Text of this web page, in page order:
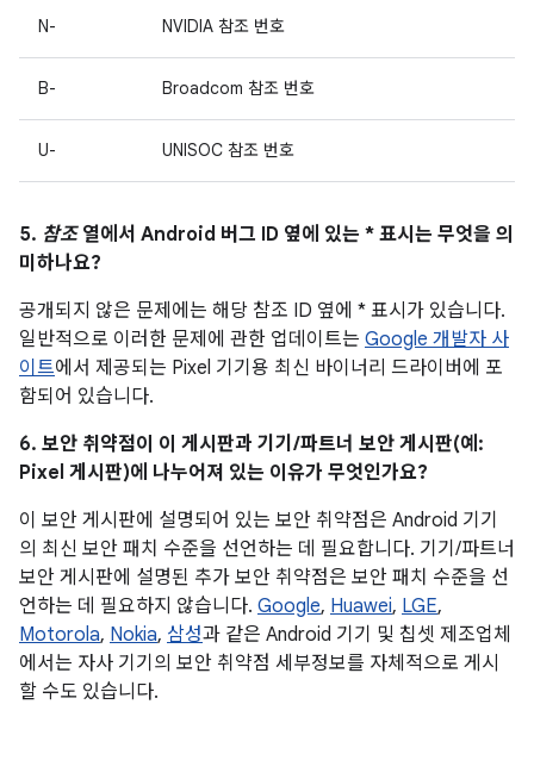
N- NVIDIA 참조 번호
B- Broadcom 참조 번호
U- UNISOC 참조 번호
5. 참조열에서 Android 버그 ID 옆에 있는 * 표시는 무엇을 의
미하나요?
공개되지 않은 문제에는 해당 참조 ID 옆에 * 표시가 있습니다.
일반적으로 이러한 문제에 관한 업데이트는 Google 개발자 사
이트에서 제공되는 Pixel 기기용 최신 바이너리 드라이버에 포
함되어 있습니다.
6. 보안 취약점이 이 게시판과 기기/파트너 보안 게시판(예:
Pixel 게시판)에 나누어져 있는 이유가 무엇인가요?
이 보안 게시판에 설명되어 있는 보안 취약점은 Android 기기
의 최신 보안 패치 수준을 선언하는 데 필요합니다. 기기/파트너
보안 게시판에 설명된 추가 보안 취약점은 보안 패치 수준을 선
언하는 데 필요하지 않습니다. Google, Huawei, LGE,
Motorola, Nokia, 삼성과 같은 Android 기기 및 칩셋 제조업체
에서는 자사 기기의 보안 취약점 세부정보를 자체적으로 게시
할 수도 있습니다.